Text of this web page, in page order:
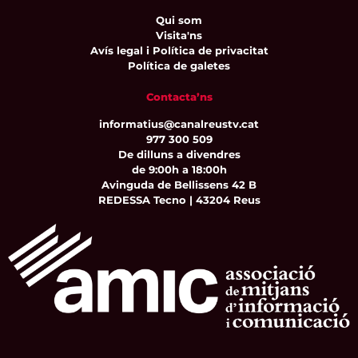
Qui som
Visita'ns
Avís legal i Política de privacitat
Política de galetes
Contacta’ns
informatius@canalreustv.cat
977 300 509
De dilluns a divendres
de 9:00h a 18:00h
Avinguda de Bellissens 42 B
REDESSA Tecno | 43204 Reus